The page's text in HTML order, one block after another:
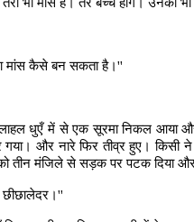
मांस कैसे बन सकता है।''
धुएँ में से एक सूरमा निकल
गया। और नारे फिर तीव्र हुए।
मंजिले से सड़क पर पटक दिया और
छीछालेदर।''